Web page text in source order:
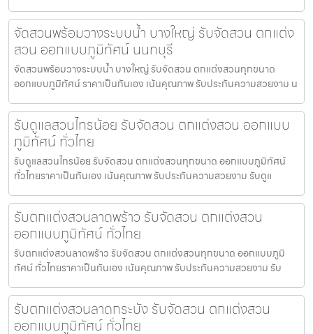
จัดสวนพร้อมวางระบบน้ำ บางใหญ่ รับจัดสวน ตกแต่ง
สวน ออกแบบภูมิทัศน์ นนทบุรี
จัดสวนพร้อมวางระบบน้ำ บางใหญ่ รับจัดสวน ตกแต่งสวนทุกขนาด
ออกแบบภูมิทัศน์ ราคาเป็นกันเอง เน้นคุณภาพ รับประกันความสวยงาม น
รับดูแลสวนไทรน้อย รับจัดสวน ตกแต่งสวน ออกแบบ
ภูมิทัศน์ ทั่วไทย
รับดูแลสวนไทรน้อย รับจัดสวน ตกแต่งสวนทุกขนาด ออกแบบภูมิทัศน์
ทั่วไทยราคาเป็นกันเอง เน้นคุณภาพ รับประกันความสวยงาม รับดูแ
รับตกแต่งสวนลาดพร้าว รับจัดสวน ตกแต่งสวน
ออกแบบภูมิทัศน์ ทั่วไทย
รับตกแต่งสวนลาดพร้าว รับจัดสวน ตกแต่งสวนทุกขนาด ออกแบบภูมิ
ทัศน์ ทั่วไทยราคาเป็นกันเอง เน้นคุณภาพ รับประกันความสวยงาม รับ
รับตกแต่งสวนลาดกระบัง รับจัดสวน ตกแต่งสวน
ออกแบบภูมิทัศน์ ทั่วไทย